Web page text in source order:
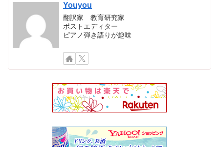
Youyou
翻訳家 教育研究家
ポストエディター
ピアノ弾き語りが趣味